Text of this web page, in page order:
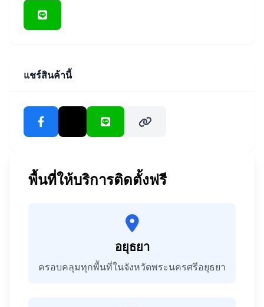
แชร์สินค้านี้
พื้นที่ให้บริการติดตั้งฟรี
อยุธยา
ครอบคลุมทุกพื้นที่ในจังหวัดพระนครศรีอยุธยา